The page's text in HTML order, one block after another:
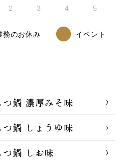
つ鍋 濃厚みそ味
つ鍋 しょうゆ味
つ鍋 しお味
2 3 4 5
務のお休み イベント